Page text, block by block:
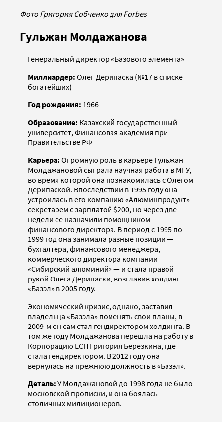
Фото Григория Собченко для Forbes
Гульжан Молдажанова
Генеральный директор «Базового элемента»
Миллиардер: Олег Дерипаска (№17 в списке
богатейших)
Год рождения: 1966
Образование: Казахский государственный
университет, Финансовая академия при
Правительстве РФ
Карьера: Огромную роль в карьере Гульжан
Молдажановой сыграла научная работа в МГУ,
во время которой она познакомилась с Олегом
Дерипаской. Впоследствии в 1995 году она
устроилась в его компанию «Алюминпродукт»
секретарем с зарплатой $200, но через две
недели ее назначили помощником
финансового директора. В период с 1995 по
1999 год она занимала разные позиции —
бухгалтера, финансового менеджера,
коммерческого директора компании
«Сибирский алюминий» — и стала правой
рукой Олега Дерипаски, возглавив холдинг
«Базэл» в 2005 году.
Экономический кризис, однако, заставил
владельца «Базэла» поменять свои планы, в
2009-м он сам стал гендиректором холдинга. В
том же году Молдажанова перешла на работу в
Корпорацию ЕСН Григория Березкина, где
стала гендиректором. В 2012 году она
вернулась на прежнюю должность в «Базэл».
Деталь: У Молдажановой до 1998 года не было
московской прописки, и она боялась
столичных милиционеров.